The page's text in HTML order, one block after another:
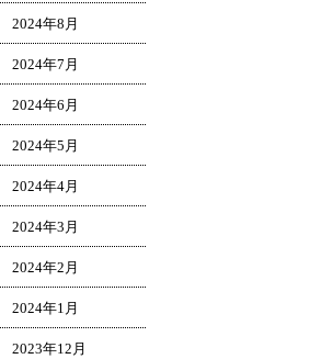
2024年8月
2024年7月
2024年6月
2024年5月
2024年4月
2024年3月
2024年2月
2024年1月
2023年12月